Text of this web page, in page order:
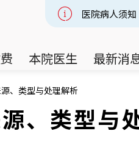
医院病人须知
本院医生 最新消
、类型与处理解析
、类型与